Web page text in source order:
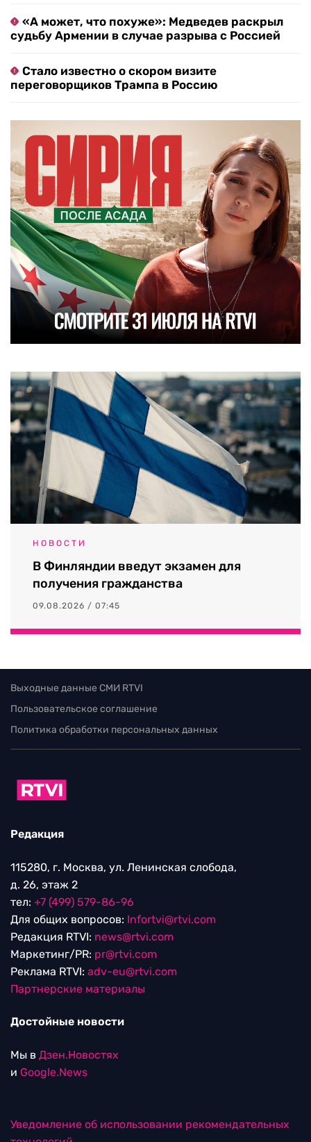
«А может, что похуже»: Медведев раскрыл
судьбу Армении в случае разрыва с Россией
Стало известно о скором визите
переговорщиков Трампа в Россию
НОВОСТИ
В Финляндии введут экзамен для
получения гражданства
09.08.2026 / 07:45
Выходные данные СМИ RTVI
Пользовательское соглашение
Политика обработки персональных данных
Редакция
115280, г. Москва, ул. Ленинская слобода,
д. 26, этаж 2
тел: +7 (499) 579-86-96
Для общих вопросов: Infortvi@rtvi.com
Редакция RTVI: news@rtvi.com
Маркетинг/PR: pr@rtvi.com
Реклама RTVI: adv-eu@rtvi.com
Партнерские материалы
Достойные новости
Мы в Дзен.Новостях
и Google.News
Уведомление об использовании рекомендательных